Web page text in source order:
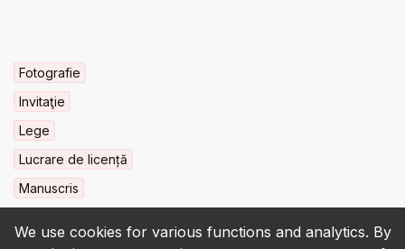
We use cookies for various functions and analytics. By
Fotografie
Invitaţie
Lege
Lucrare de licență
Manuscris